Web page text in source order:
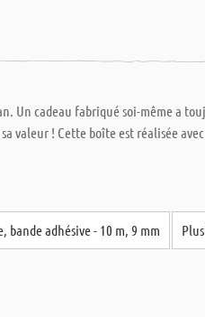
Un cadeau fabriqué soi-même a
valeur ! Cette boîte est réalisée
bande adhésive - 10 m, 9 mm